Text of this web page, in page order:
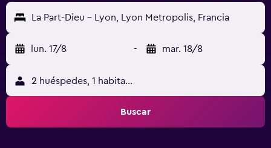
La Part-Dieu - Lyon, Lyon Metropolis, Francia
lun. 17/8 - mar. 18/8
2 huéspedes, 1 habitación
Buscar